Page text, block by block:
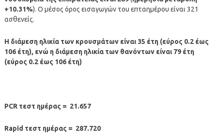
+10.31%). Ο μέσος όρος εισαγωγών του επταημέρου είναι 321
ασθενείς.
Η διάμεση ηλικία των κρουσμάτων είναι 35 έτη (εύρος 0.2 έως
106 έτη), ενώ η διάμεση ηλικία των θανόντων είναι 79 έτη
(εύρος 0.2 έως 106 έτη)
PCR τεστ ημέρας = 21.657
Rapid τεστ ημέρας = 287.720